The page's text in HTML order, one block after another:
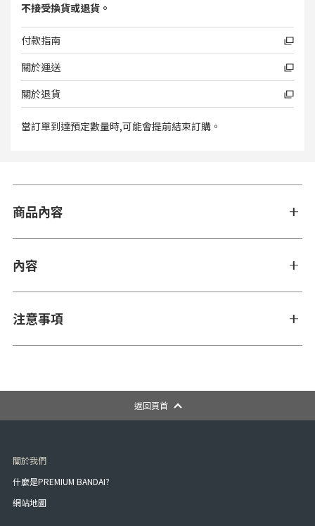
不接受換貨或退貨。
付款指南
關於運送
關於退貨
當訂單到達預定數量時,可能會提前結束訂購。
商品內容
內容
注意事項
返回頁首
關於我們
什麼是PREMIUM BANDAI?
網站地圖